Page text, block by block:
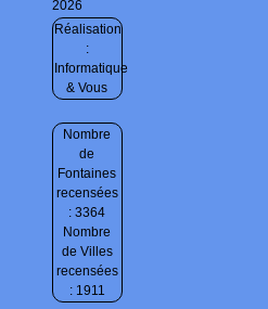
2026
Réalisation
:
Informatique
& Vous
Nombre
de
Fontaines
recensées
: 3364
Nombre
de Villes
recensées
: 1911